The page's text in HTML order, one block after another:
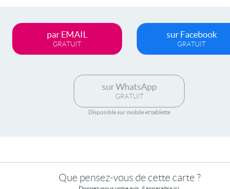
par EMAIL
GRATUIT
sur Facebook
GRATUIT
sur WhatsApp
GRATUIT
Disponible sur mobile et tablette
Que pensez-vous de cette carte ?